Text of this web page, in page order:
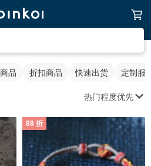
品 折扣商品 快速出货 定制服
热门程度优先
88 折